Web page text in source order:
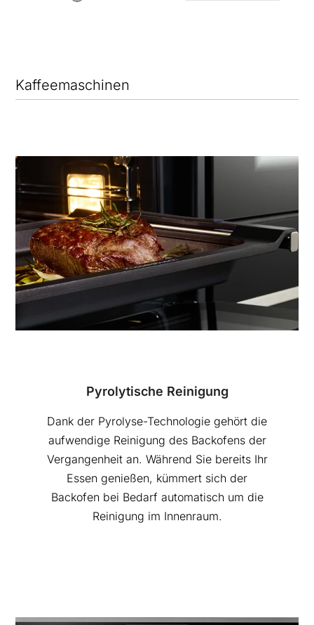
Kaffeemaschinen
Pyrolytische Reinigung
Dank der Pyrolyse-Technologie gehört die
aufwendige Reinigung des Backofens der
Vergangenheit an. Während Sie bereits Ihr
Essen genießen, kümmert sich der
Backofen bei Bedarf automatisch um die
Reinigung im Innenraum.